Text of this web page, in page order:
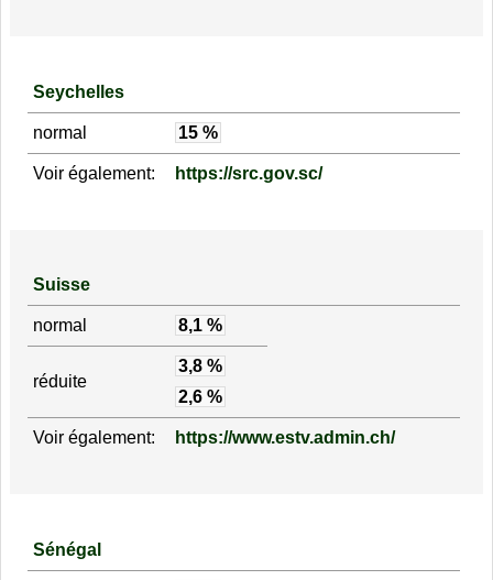
Seychelles
normal 15 %
Voir également: https://src.gov.sc/
Suisse
normal 8,1 %
réduite
3,8 %
2,6 %
Voir également: https://www.estv.admin.ch/
Sénégal